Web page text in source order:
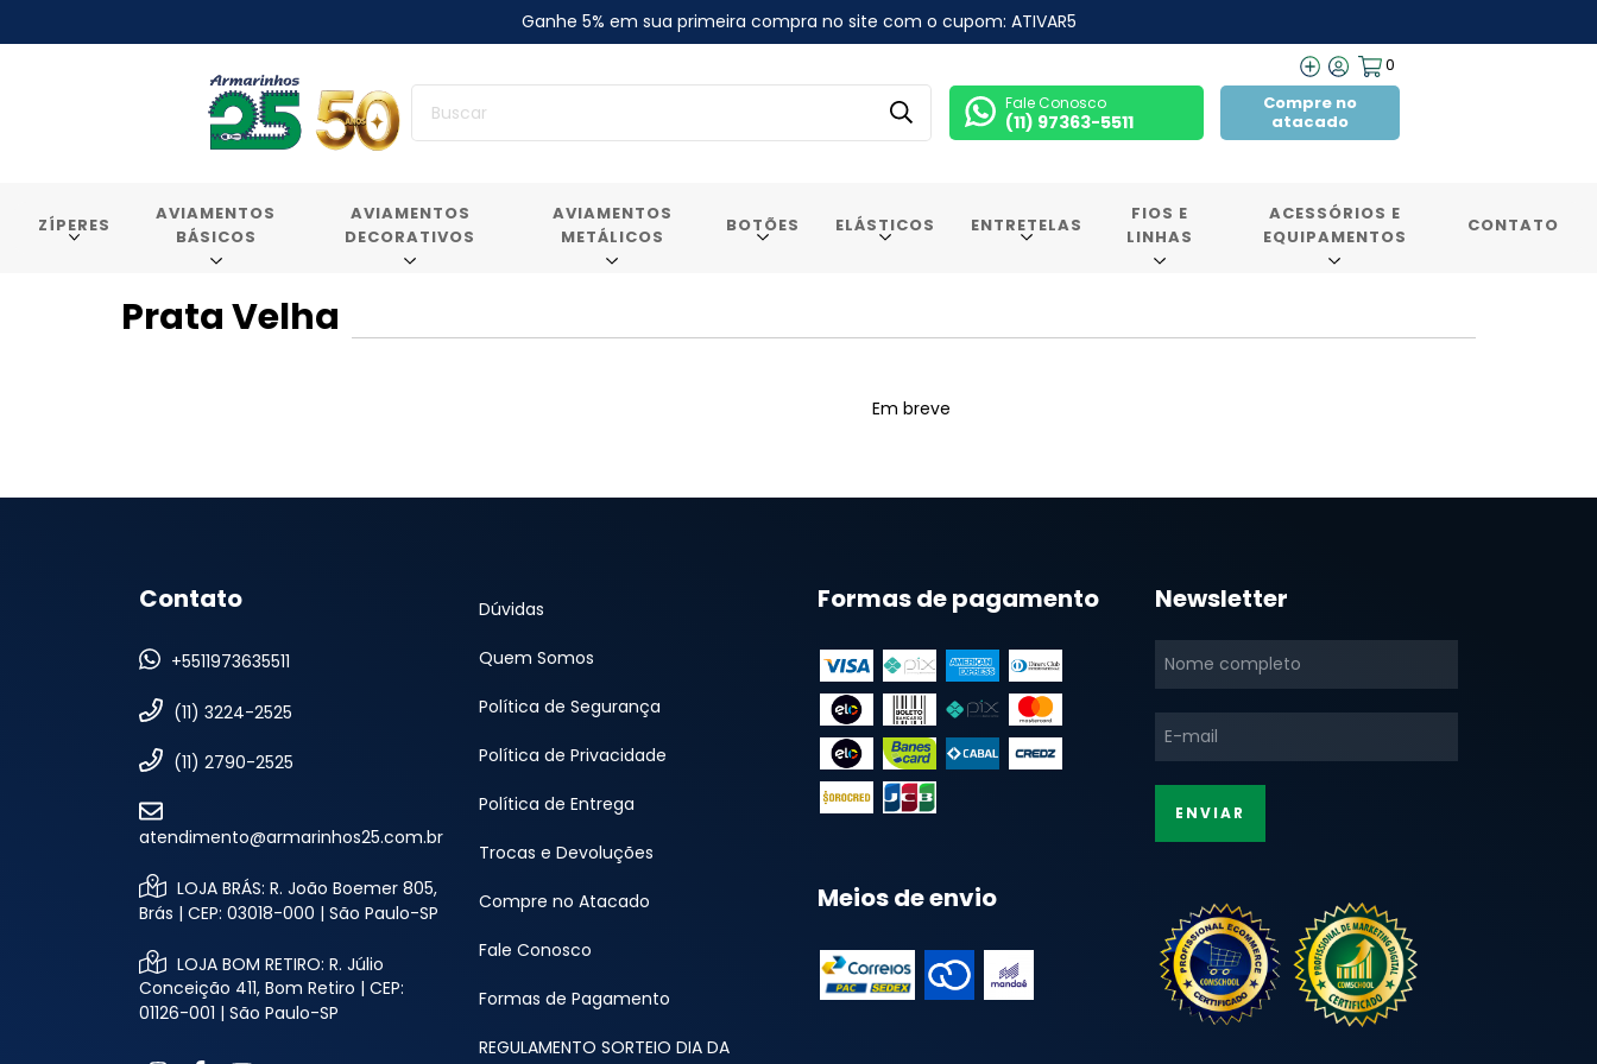
Ganhe 5% em sua primeira compra no site com o cupom: ATIVAR5
0
Fale Conosco
(11) 97363-5511
Compre no
atacado
ZÍPERES
AVIAMENTOS
BÁSICOS
AVIAMENTOS
DECORATIVOS
AVIAMENTOS
METÁLICOS
BOTÕES ELÁSTICOS ENTRETELAS
FIOS E
LINHAS
ACESSÓRIOS E
EQUIPAMENTOS
CONTATO
Prata Velha
Em breve
Contato
+5511973635511
(11) 3224-2525
(11) 2790-2525
atendimento@armarinhos25.com.br
LOJA BRÁS: R. João Boemer 805,
Brás | CEP: 03018-000 | São Paulo-SP
LOJA BOM RETIRO: R. Júlio
Conceição 411, Bom Retiro | CEP:
01126-001 | São Paulo-SP
Dúvidas
Quem Somos
Política de Segurança
Política de Privacidade
Política de Entrega
Trocas e Devoluções
Compre no Atacado
Fale Conosco
Formas de Pagamento
REGULAMENTO SORTEIO DIA DA
Formas de pagamento
Meios de envio
Newsletter